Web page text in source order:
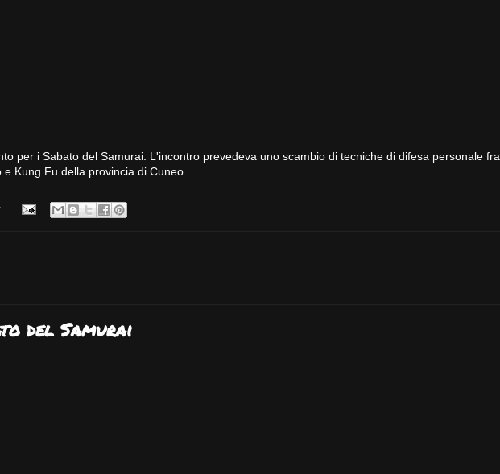
per i Sabato del Samurai. L'incontro prevedeva uno scambio di tecniche di difesa personale fra
e Kung Fu della provincia di Cuneo
del Samurai